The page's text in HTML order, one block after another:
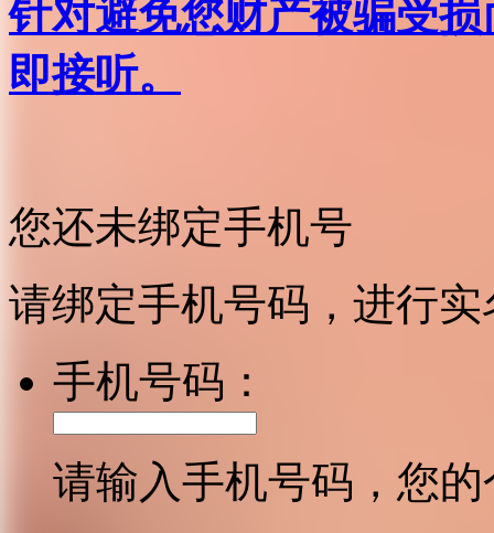
针对避免您财产被骗受
即接听。
您还未绑定手机号
请绑定手机号码，进行
手机号码：
请输入手机号码，您